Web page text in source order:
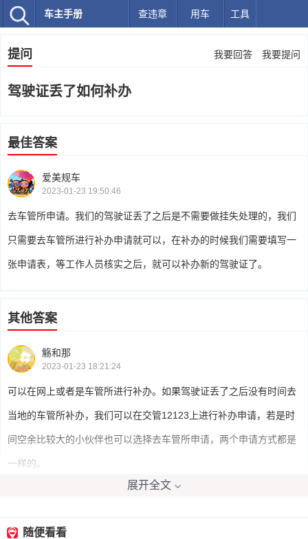
车主手册 查违章 用车 工具
提问 我要回答 我要提问
驾驶证丢了如何补办
最佳答案
爱美规车
2023-01-23 19:50:46
去车管所申请。我们的驾驶证丢了之后是不需要做挂失处理的，我们
只需要去车管所进行补办申请就可以，在补办的时候我们需要填写一
张申请表，等工作人员核实之后，就可以补办新的驾驶证了。
其他答案
觞和那
2023-01-23 18:21:24
可以在网上或者是车管所进行补办。如果驾驶证丢了之后没有时间去
当地的车管所补办，我们可以在交管12123上进行补办申请，若是时
间空余比较大的小伙伴也可以选择去车管所申请，两个申请方式都是
一样的。
展开全文
随便看看